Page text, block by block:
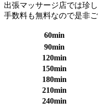
出張マッサージ店では珍
手数料も無料なので是非ご
60min
90min
120min
150min
180min
210min
240min